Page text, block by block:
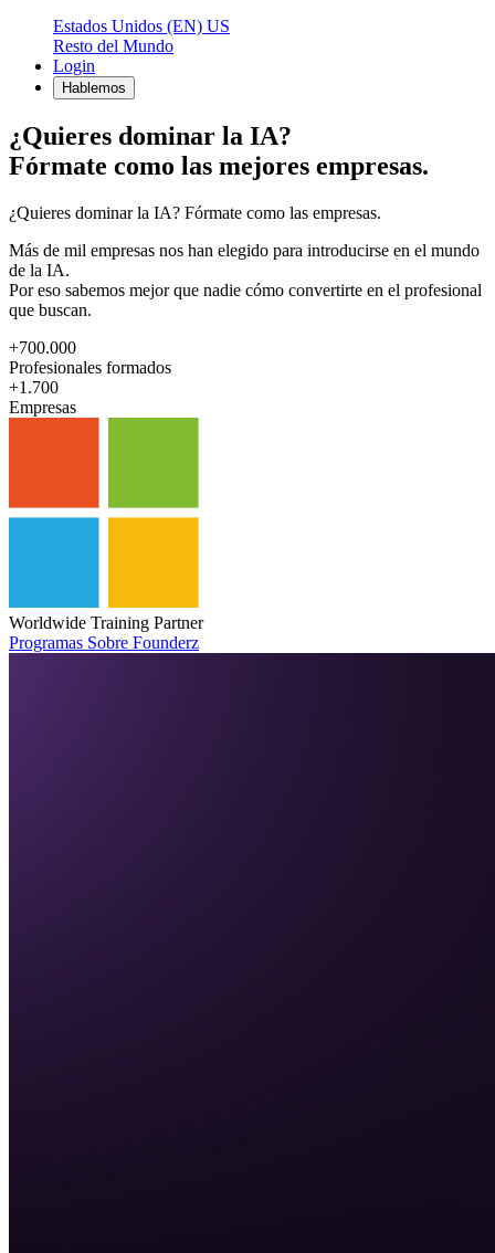
Estados Unidos (EN) US
Resto del Mundo
Login
Hablemos
¿Quieres dominar la IA?
Fórmate como las mejores empresas.
¿Quieres dominar la IA? Fórmate como las empresas.
Más de mil empresas nos han elegido para introducirse en el mundo
de la IA.
Por eso sabemos mejor que nadie cómo convertirte en el profesional
que buscan.
+700.000
Profesionales formados
+1.700
Empresas
Worldwide Training Partner
Programas Sobre Founderz